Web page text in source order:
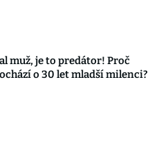
muž, je to predátor! Proč
o 30 let mladší milenci?